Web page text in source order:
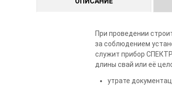
При проведении
за соблюдением
служит прибор
длины свай или её
утрате